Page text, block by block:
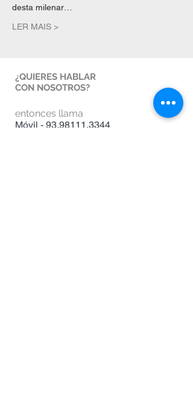
desta milenar…
LER MAIS >
¿QUIERES HABLAR
CON NOSOTROS?
entonces llama
Móvil - 93.98111.3344